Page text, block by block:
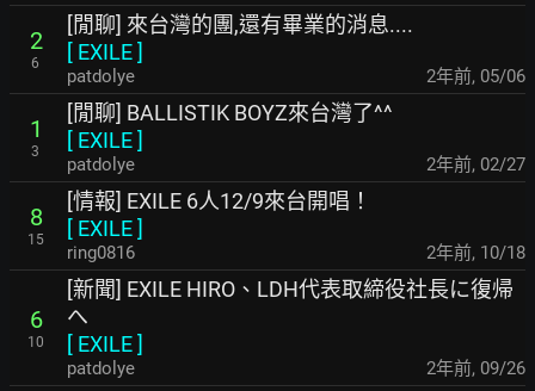
2
6
[閒聊] 來台灣的團,還有畢業的消息....
[ EXILE]
patdolye 2年前, 05/06
1
3
[閒聊] BALLISTIK BOYZ來台灣了^^
[ EXILE]
patdolye 2年前, 02/27
8
15
[情報] EXILE 6人12/9來台開唱！
[ EXILE]
ring0816 2年前, 10/18
6
10
[新聞] EXILE HIRO、LDH代表取締役社長に復帰
へ
[ EXILE]
patdolye 2年前, 09/26